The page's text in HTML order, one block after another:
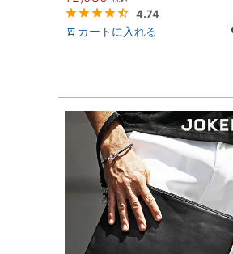
4.74
カートに入れる